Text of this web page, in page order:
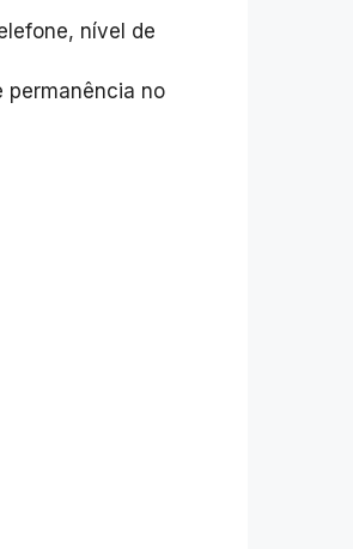
nível de
permanência no